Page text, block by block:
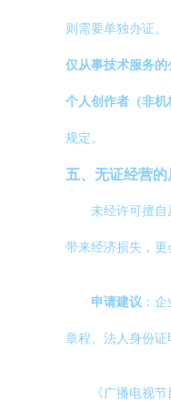
则需要单独办证。
仅从事技术服务的
个人创作者（非机
规定。
五、无证经营
未经许可擅
带来经济损失，更
申请建议 ：
章程、法人身份
《广播电视